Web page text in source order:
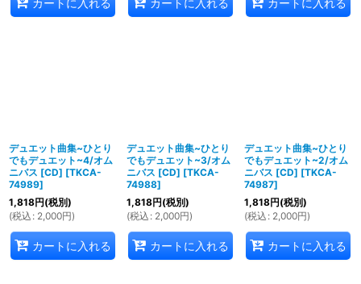
デュエット曲集~ひとり
でもデュエット~4/オム
ニバス [CD] [TKCA-
74989]
1,818円(税別)
(税込 : 2,000円)
カートに入れる
デュエット曲集~ひとり
でもデュエット~3/オム
ニバス [CD] [TKCA-
74988]
1,818円(税別)
(税込 : 2,000円)
カートに入れる
デュエット曲集~ひとり
でもデュエット~2/オム
ニバス [CD] [TKCA-
74987]
1,818円(税別)
(税込 : 2,000円)
カートに入れる